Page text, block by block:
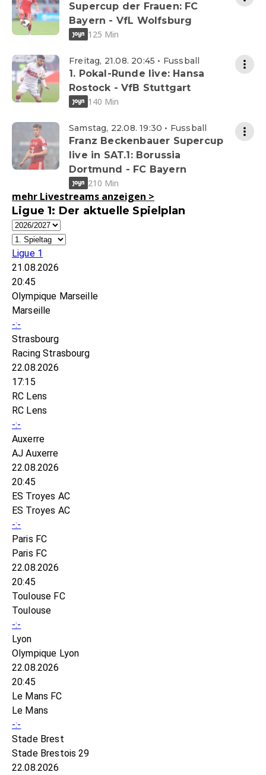
Supercup der Frauen: FC
Bayern - VfL Wolfsburg
125 Min
Freitag, 21.08. 20:45 • Fussball
1. Pokal-Runde live: Hansa
Rostock - VfB Stuttgart
140 Min
Samstag, 22.08. 19:30 • Fussball
Franz Beckenbauer Supercup
live in SAT.1: Borussia
Dortmund - FC Bayern
210 Min
mehr Livestreams anzeigen >
Ligue 1: Der aktuelle Spielplan
Ligue 1
21.08.2026
20:45
Olympique Marseille
Marseille
-:-
Strasbourg
Racing Strasbourg
22.08.2026
17:15
RC Lens
RC Lens
-:-
Auxerre
AJ Auxerre
22.08.2026
20:45
ES Troyes AC
ES Troyes AC
-:-
Paris FC
Paris FC
22.08.2026
20:45
Toulouse FC
Toulouse
-:-
Lyon
Olympique Lyon
22.08.2026
20:45
Le Mans FC
Le Mans
-:-
Stade Brest
Stade Brestois 29
22.08.2026